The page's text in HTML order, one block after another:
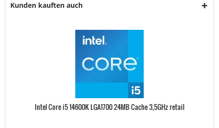
Kunden kauften auch
Intel Core i5 14600K LGA1700 24MB Cache 3,5GHz retail